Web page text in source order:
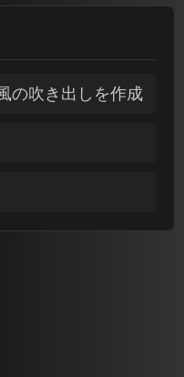
の吹き出しを作成